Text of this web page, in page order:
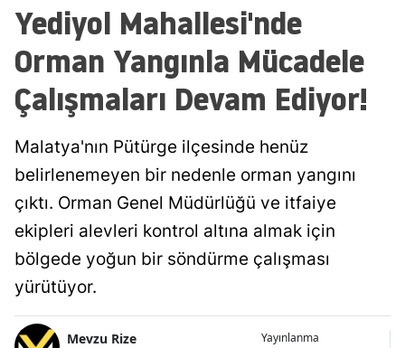
Yediyol Mahallesi'nde
Orman Yangınla Mücadele
Çalışmaları Devam Ediyor!
Malatya'nın Pütürge ilçesinde henüz
belirlenemeyen bir nedenle orman yangını
çıktı. Orman Genel Müdürlüğü ve itfaiye
ekipleri alevleri kontrol altına almak için
bölgede yoğun bir söndürme çalışması
yürütüyor.
Mevzu Rize
Yayınlanma